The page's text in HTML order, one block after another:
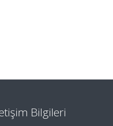
Bilgileri